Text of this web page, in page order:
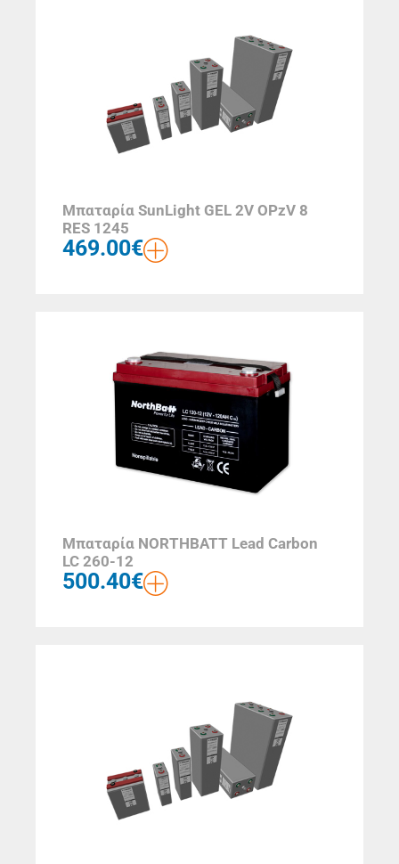
Μπαταρία SunLight GEL 2V OPzV 8
RES 1245
469.00€
Μπαταρία NORTHBATT Lead Carbon
LC 260-12
500.40€